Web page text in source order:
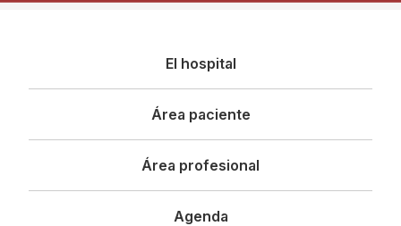
principal
El hospital
Área paciente
Área profesional
Agenda